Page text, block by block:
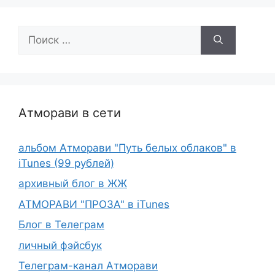
Атморави в сети
альбом Атморави "Путь белых облаков" в
iTunes (99 рублей)
архивный блог в ЖЖ
АТМОРАВИ "ПРОЗА" в iTunes
Блог в Телеграм
личный фэйсбук
Телеграм-канал Атморави